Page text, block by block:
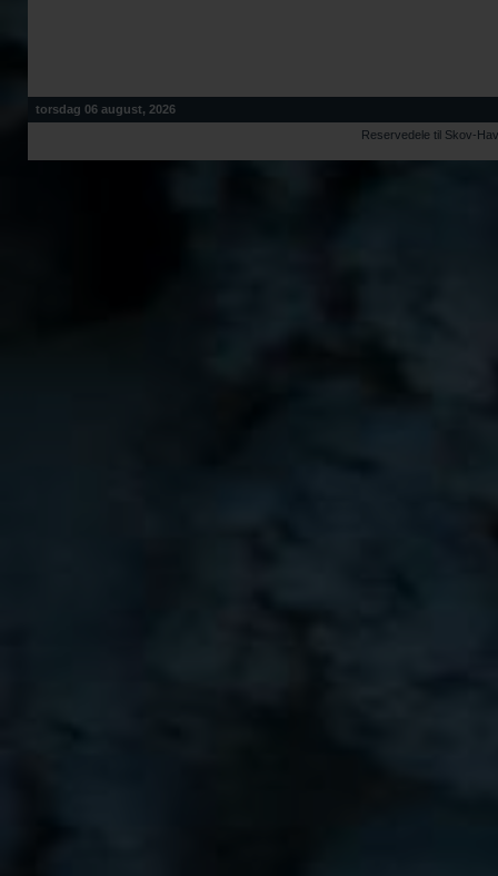
torsdag 06 august, 2026
Reservedele til Skov-